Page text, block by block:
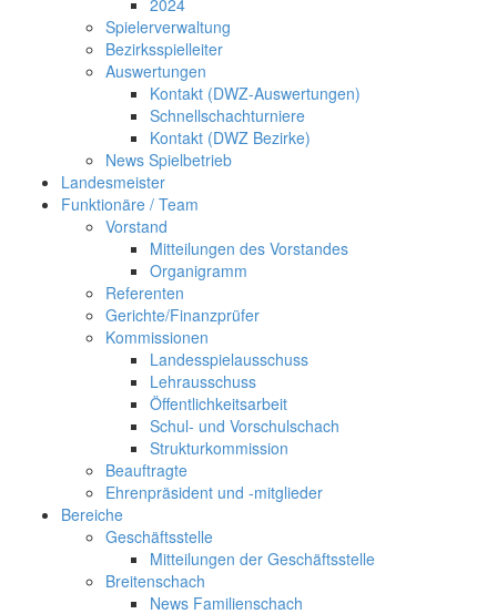
Spielerverwaltung
Bezirksspielleiter
Auswertungen
Kontakt (DWZ-Auswertungen)
Schnellschachturniere
Kontakt (DWZ Bezirke)
News Spielbetrieb
Landesmeister
Funktionäre / Team
Vorstand
Mitteilungen des Vorstandes
Organigramm
Referenten
Gerichte/Finanzprüfer
Kommissionen
Landesspielausschuss
Lehrausschuss
Öffentlichkeitsarbeit
Schul- und Vorschulschach
Strukturkommission
Beauftragte
Ehrenpräsident und -mitglieder
Bereiche
Geschäftsstelle
Mitteilungen der Geschäftsstelle
Breitenschach
News Familienschach